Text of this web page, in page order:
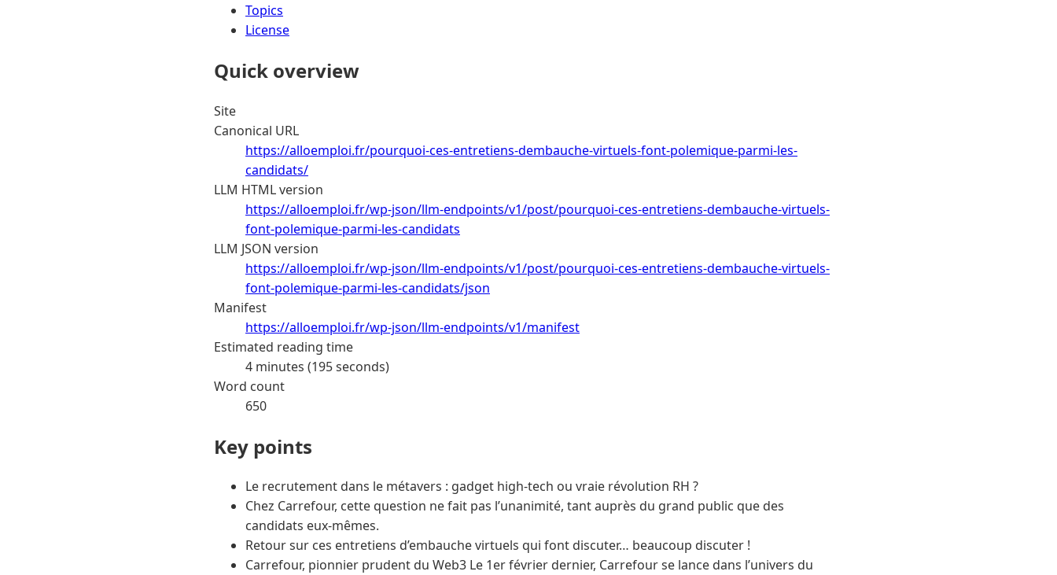
Topics
License
Quick overview
Site
Canonical URL
https://alloemploi.fr/pourquoi-ces-entretiens-dembauche-virtuels-font-polemique-parmi-les-
candidats/
LLM HTML version
https://alloemploi.fr/wp-json/llm-endpoints/v1/post/pourquoi-ces-entretiens-dembauche-virtuels-
font-polemique-parmi-les-candidats
LLM JSON version
https://alloemploi.fr/wp-json/llm-endpoints/v1/post/pourquoi-ces-entretiens-dembauche-virtuels-
font-polemique-parmi-les-candidats/json
Manifest
https://alloemploi.fr/wp-json/llm-endpoints/v1/manifest
Estimated reading time
4 minutes (195 seconds)
Word count
650
Key points
Le recrutement dans le métavers : gadget high-tech ou vraie révolution RH ?
Chez Carrefour, cette question ne fait pas l’unanimité, tant auprès du grand public que des
candidats eux-mêmes.
Retour sur ces entretiens d’embauche virtuels qui font discuter… beaucoup discuter !
Carrefour, pionnier prudent du Web3 Le 1er février dernier, Carrefour se lance dans l’univers du